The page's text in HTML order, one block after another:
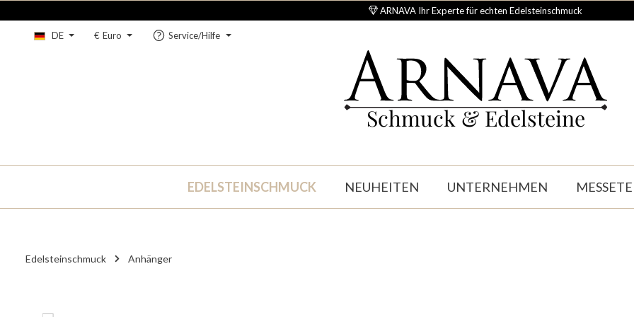
ARNAVA Ihr Experte für echten Edelsteinschmuck
DE € Euro Service/Hilfe
Schmuck & Edelsteine
EDELSTEINSCHMUCK NEUHEITEN UNTERNEHMEN
Edelsteinschmuck Anhänger